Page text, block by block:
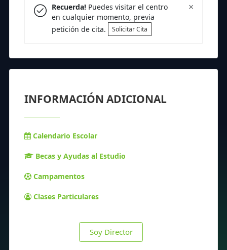
×
Recuerda!Puedes visitar el centro
en cualquier momento, previa
petición de cita.
Solicitar Cita
INFORMACIÓN ADICIONAL
Calendario Escolar
Becas y Ayudas al Estudio
Campamentos
Clases Particulares
Soy Director